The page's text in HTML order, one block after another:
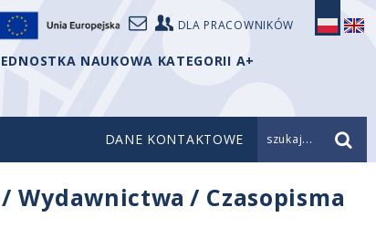
DLA PRACOWNIKÓW
NAUKOWA KATEGORII A+
DANE KONTAKTOWE szukaj...
/Wydawnictwa / Czasopisma